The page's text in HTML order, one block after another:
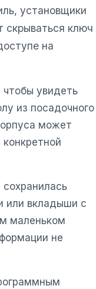
установщики
скрываться ключ
на
увидеть
из посадочного
может
или вкладыши с
маленьком
не